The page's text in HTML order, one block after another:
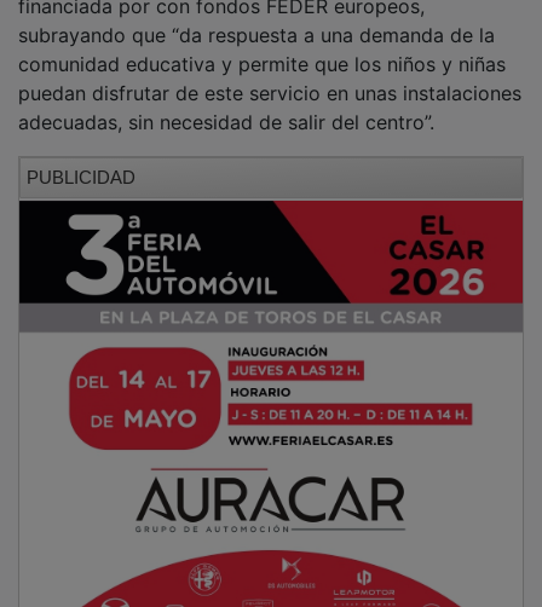
subrayando que “da respuesta a una demanda de la
comunidad educativa y permite que los niños y niñas
puedan disfrutar de este servicio en unas instalaciones
adecuadas, sin necesidad de salir del centro”.